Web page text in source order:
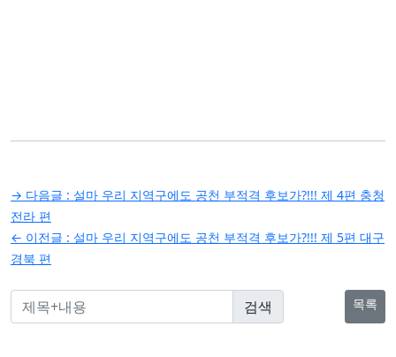
글
탐
색
→ 다음글 : 설마 우리 지역구에도 공천 부적격 후보가?!!! 제 4편 충청
전라 편
← 이전글 : 설마 우리 지역구에도 공천 부적격 후보가?!!! 제 5편 대구
경북 편
목록